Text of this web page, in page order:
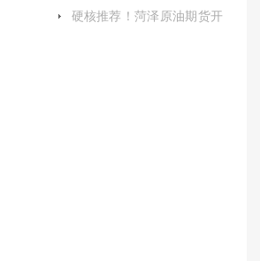
喊单(巨星财经期货直播间)
硬核推荐！菏泽原油期货开